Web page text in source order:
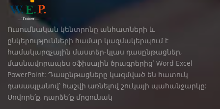
Ուսումնական կենտրոնը անհատների և
ընկերությունների համար կազմակերպում է
համակարգչային մաստեր-կլաս դասընթացներ,
մասնավորապես օֆիսային ծրագրերից՝ Word Excel
PowerPoint: Դասընթացները կազմված են հատուկ
դասապլանով՝ հաշվի առնելով շուկայի պահանջարկը:
Սովորե՛ք, դարձե՛ք մրցունակ